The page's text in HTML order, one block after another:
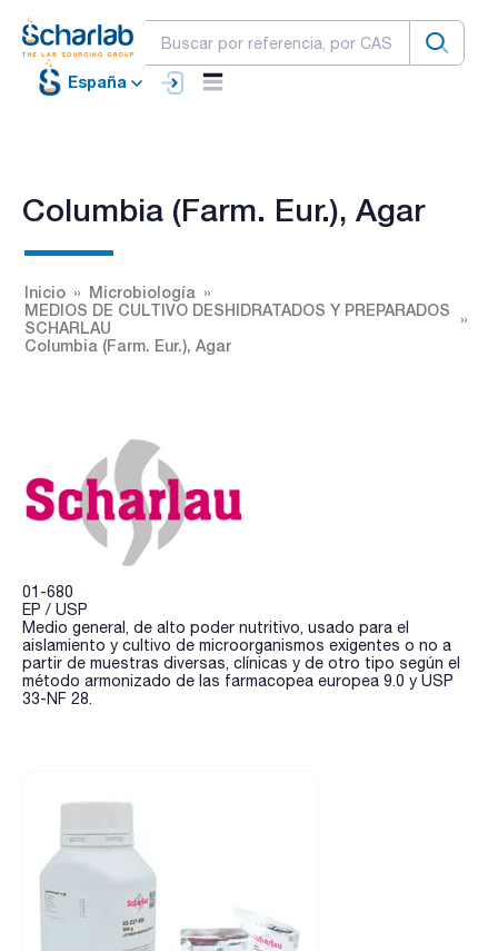
España
Columbia (Farm. Eur.), Agar
Inicio
Microbiología
MEDIOS DE CULTIVO DESHIDRATADOS Y PREPARADOS
SCHARLAU
Columbia (Farm. Eur.), Agar
01-680
EP / USP
Medio general, de alto poder nutritivo, usado para el
aislamiento y cultivo de microorganismos exigentes o no a
partir de muestras diversas, clínicas y de otro tipo según el
método armonizado de las farmacopea europea 9.0 y USP
33-NF 28.